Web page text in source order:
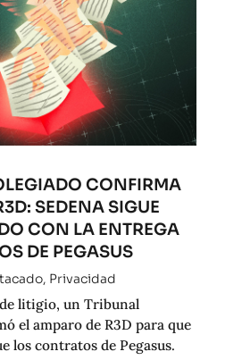
CONFIRMA
SEDENA SIGUE
CON LA ENTREGA
DE PEGASUS
, Privacidad
litigio, un Tribunal
el amparo de R3D para que
los contratos de Pegasus.